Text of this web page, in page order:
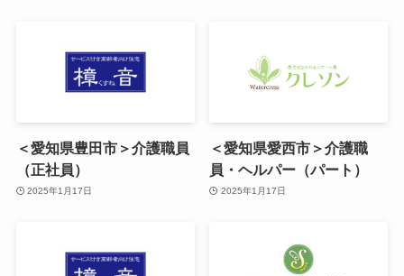
＜愛知県豊田市＞介護職員
（正社員）
2025年1月17日
＜愛知県愛西市＞介護職
員・ヘルパー（パート）
2025年1月17日